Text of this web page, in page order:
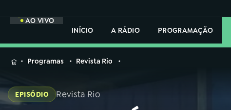
AO VIVO
INÍCIO
A RÁDIO PROGRAMAÇÃO
MENU
na
Rádio
Programas Revista Rio
EPISÓDIO Revista Rio